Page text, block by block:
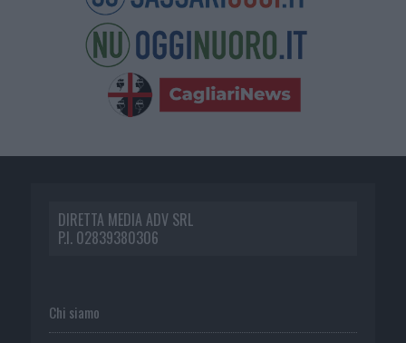
DIRETTA MEDIA ADV SRL
P.I. 02839380306
Chi siamo